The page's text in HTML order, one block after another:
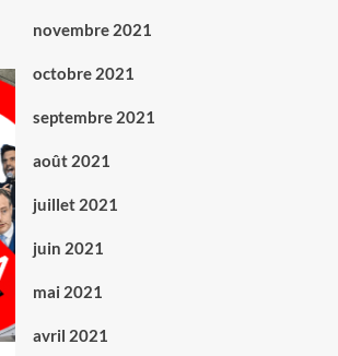
novembre 2021
octobre 2021
septembre 2021
août 2021
juillet 2021
juin 2021
mai 2021
avril 2021